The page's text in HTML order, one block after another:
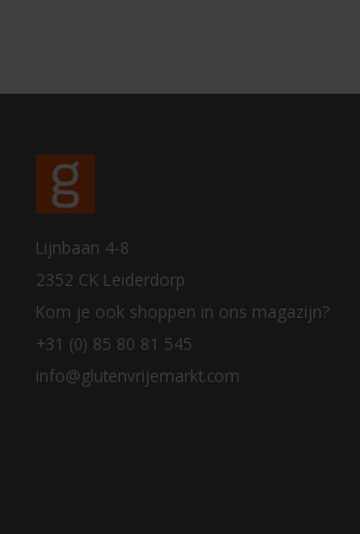
Lijnbaan 4-8
2352 CK Leiderdorp
Kom je ook shoppen in ons magazijn?
+31 (0) 85 80 81 545
info@glutenvrijemarkt.com